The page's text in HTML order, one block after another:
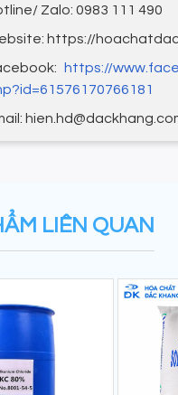
Zalo: 0983 111 490
https://
https://
LIÊN QUAN